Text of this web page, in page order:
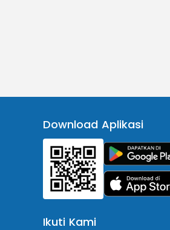
Download Aplikasi
Ikuti Kami